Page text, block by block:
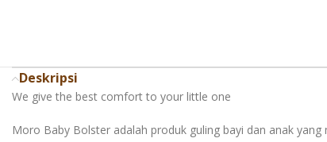
Deskripsi
We give the best comfort to your little one
Moro Baby Bolster adalah produk guling bayi dan anak